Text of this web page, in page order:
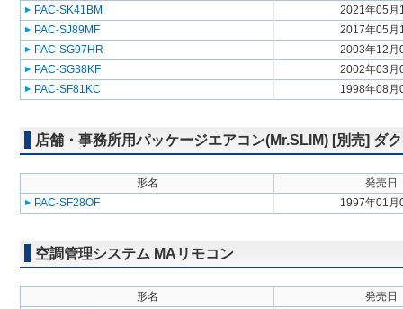
PAC-SK41BM
2021年05月
PAC-SJ89MF
2017年05月
PAC-SG97HR
2003年12月
PAC-SG38KF
2002年03月
PAC-SF81KC
1998年08月
店舗・事務所用パッケージエアコン(Mr.SLIM) [別売] ダ
形名
発売日
PAC-SF28OF
1997年01月
空調管理システム MAリモコン
形名
発売日